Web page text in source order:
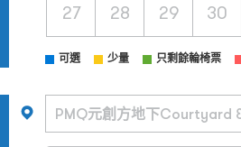
27 28 29 30
可選 少量 只剩餘輪椅票